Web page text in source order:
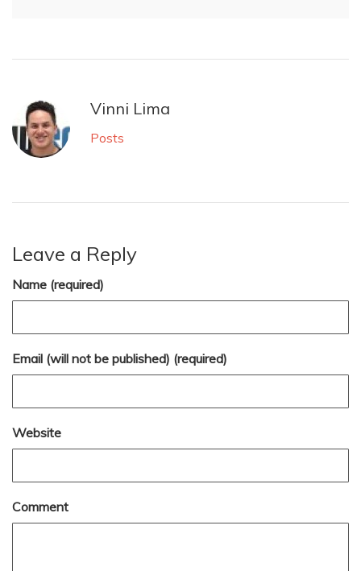
Vinni Lima
Posts
Leave a Reply
Name (required)
Email (will not be published) (required)
Website
Comment